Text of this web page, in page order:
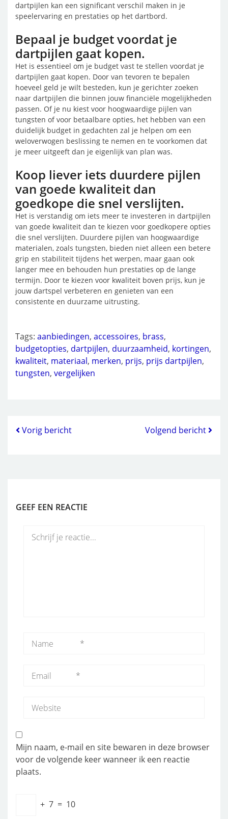
dartpijlen kan een significant verschil maken in je
speelervaring en prestaties op het dartbord.
Bepaal je budget voordat je
dartpijlen gaat kopen.
Het is essentieel om je budget vast te stellen voordat je
dartpijlen gaat kopen. Door van tevoren te bepalen
hoeveel geld je wilt besteden, kun je gerichter zoeken
naar dartpijlen die binnen jouw financiële mogelijkheden
passen. Of je nu kiest voor hoogwaardige pijlen van
tungsten of voor betaalbare opties, het hebben van een
duidelijk budget in gedachten zal je helpen om een
weloverwogen beslissing te nemen en te voorkomen dat
je meer uitgeeft dan je eigenlijk van plan was.
Koop liever iets duurdere pijlen
van goede kwaliteit dan
goedkope die snel verslijten.
Het is verstandig om iets meer te investeren in dartpijlen
van goede kwaliteit dan te kiezen voor goedkopere opties
die snel verslijten. Duurdere pijlen van hoogwaardige
materialen, zoals tungsten, bieden niet alleen een betere
grip en stabiliteit tijdens het werpen, maar gaan ook
langer mee en behouden hun prestaties op de lange
termijn. Door te kiezen voor kwaliteit boven prijs, kun je
jouw dartspel verbeteren en genieten van een
consistente en duurzame uitrusting.
Tags: aanbiedingen, accessoires, brass,
budgetopties, dartpijlen, duurzaamheid, kortingen,
kwaliteit, materiaal, merken, prijs, prijs dartpijlen,
tungsten, vergelijken
Vorig bericht Volgend bericht
GEEF EEN REACTIE
Mijn naam, e-mail en site bewaren in deze browser
voor de volgende keer wanneer ik een reactie
plaats.
+ 7 = 10